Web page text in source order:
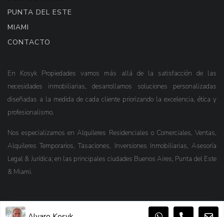
PUNTA DEL ESTE
MIAMI
CONTACTO
En Kosyk Propiedades vamos más allá de la satisfacción de las
necesidades inmobiliarias, desarrollamos soluciones personalizadas
diseñadas a la medida de cada cliente priorizando la excelencia, ética y
profesionalismo.
Nos especializamos en Alquileres Residenciales o Comerciales, Ventas,
Alquileres Temporarios, Tasaciones, Inversiones Inmobiliarias, Asesoría
Legal & Jurídica; en las principales ciudades Buenos Aires, Punta del Este
& Miami.